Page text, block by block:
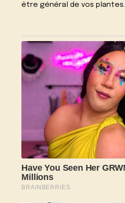
être général de vos plantes.